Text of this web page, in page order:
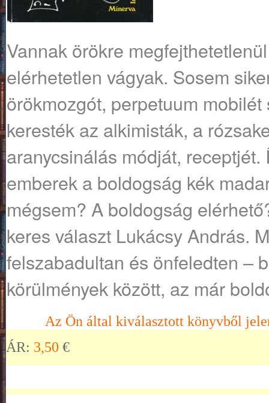
Vannak örökre
elérhetetlen vágyak. Sosem
örökmozgót, perpetuum
keresték az alkimisták, a
aranycsinálás módját,
emberek a boldogság kék
mégsem? A boldogság
keres választ Lukácsy András.
felszabadultan és önfeledten –
körülmények között, az már
Az Ön által kiválasztott könyvből
ÁR: 3,50 €